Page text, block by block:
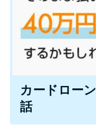
カードロー
話